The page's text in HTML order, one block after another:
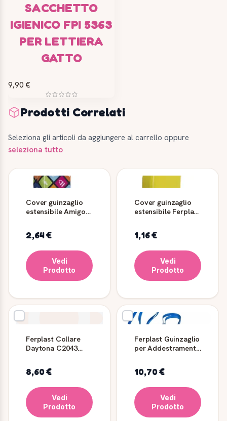
SACCHETTO
IGIENICO FPI 5363
PER LETTIERA
GATTO
9,90 €
Prodotti Correlati
Seleziona gli articoli da aggiungere al carrello oppure
seleziona tutto
Cover guinzaglio
estensibile Amigo
2,64 €
Vedi
Prodotto
Cover guinzaglio
estensibile Ferplast
1,16 €
Vedi
Prodotto
Ferplast Collare
Daytona C2043
8,60 €
Vedi
Prodotto
Ferplast Guinzaglio
per Addestramento
10,70 €
Vedi
Prodotto